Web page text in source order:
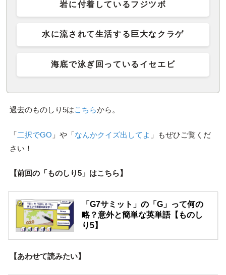
岩に付着しているフジツボ
水に流されて生活する巨大なクラゲ
海底で泳ぎ回っているイセエビ
過去のものしり5はこちらから。
「二択でGO 」や「なんかクイズ出してよ 」もぜひご覧くだ
さい！
【前回の「ものしり5」はこちら】
「G7サミット」の「G」って何の
略？意外と簡単な英単語【ものし
り5】
【あわせて読みたい】